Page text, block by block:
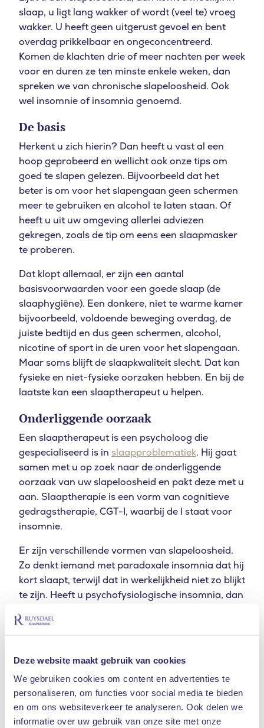
Deze website maakt gebruik van cookies
We gebruiken cookies om content en advertenties te
personaliseren, om functies voor social media te bieden
en om ons websiteverkeer te analyseren. Ook delen we
informatie over uw gebruik van onze site met onze
slaap, u ligt lang wakker of wordt (veel te) vroeg
wakker. U heeft geen uitgerust gevoel en bent
overdag prikkelbaar en ongeconcentreerd.
Komen de klachten drie of meer nachten per week
voor en duren ze ten minste enkele weken, dan
spreken we van chronische slapeloosheid. Ook
wel insomnie of insomnia genoemd.
De basis
Herkent u zich hierin? Dan heeft u vast al een
hoop geprobeerd en wellicht ook onze tips om
goed te slapen gelezen. Bijvoorbeeld dat het
beter is om voor het slapengaan geen schermen
meer te gebruiken en alcohol te laten staan. Of
heeft u uit uw omgeving allerlei adviezen
gekregen, zoals de tip om eens een slaapmasker
te proberen.
Dat klopt allemaal, er zijn een aantal
basisvoorwaarden voor een goede slaap (de
slaaphygiëne). Een donkere, niet te warme kamer
bijvoorbeeld, voldoende beweging overdag, de
juiste bedtijd en dus geen schermen, alcohol,
nicotine of sport in de uren voor het slapengaan.
Maar soms blijft de slaapkwaliteit slecht. Dat kan
fysieke en niet-fysieke oorzaken hebben. En bij de
laatste kan een slaaptherapeut u helpen.
Onderliggende oorzaak
Een slaaptherapeut is een psycholoog die
gespecialiseerd is in slaapproblematiek. Hij gaat
samen met u op zoek naar de onderliggende
oorzaak van uw slapeloosheid en pakt deze met u
aan. Slaaptherapie is een vorm van cognitieve
gedragstherapie, CGT-I, waarbij de I staat voor
insomnie.
Er zijn verschillende vormen van slapeloosheid.
Zo denkt iemand met paradoxale insomnia dat hij
kort slaapt, terwijl dat in werkelijkheid niet zo blijkt
te zijn. Heeft u psychofysiologische insomnia, dan
dat het ook echt niet lukt. Of misschien heeft u
met uw slaaptherapeut achterhaalt u aan welke
vorm u lijdt.Vaak vraagt de therapeut u een
slaapdagboek bij te houden om daar zicht op te
krijgen.